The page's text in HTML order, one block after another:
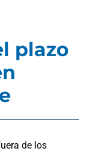
plazo
de los